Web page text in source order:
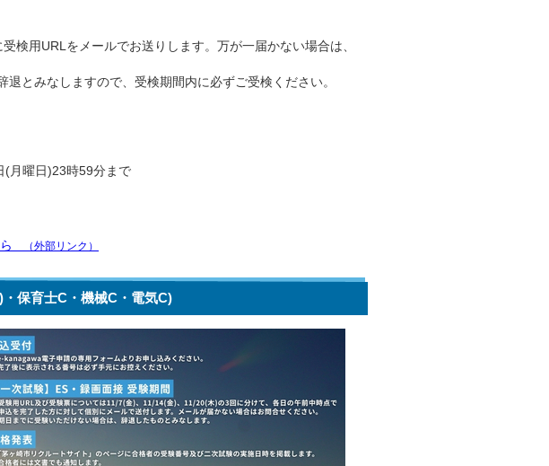
検用URLをメールでお送りします。万が一届かない場合は、
退とみなしますので、受検期間内に必ずご受検ください。
(月曜日)23時59分まで
（外部リンク）
保育士C・機械C・電気C)